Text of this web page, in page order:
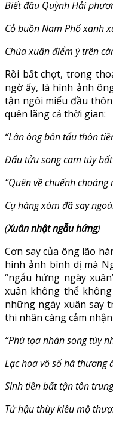
Biết đâu Quỳnh Hải
Cỏ buồn Nam Phố xanh
Chúa xuân điểm ý trên
Rồi bất chợt, trong
ngờ ấy, là hình ảnh
tận ngôi miếu đầu
quên lãng cả thời gian:
“Lân ông bôn tẩu thôn
Đẩu tửu song cam túy
“Quên về chuếnh
Cụ hàng xóm đã say
(Xuân nhật ngẫu hứng)
Cơn say của ông lão
hình ảnh bình dị mà
“ngẫu hứng ngày
xuân không thể
những ngày xuân say
thi nhân càng cảm
“Phù tọa nhàn song túy
Lạc hoa vô số há thương
Sinh tiền bất tận tôn
Tử hậu thùy kiêu mộ